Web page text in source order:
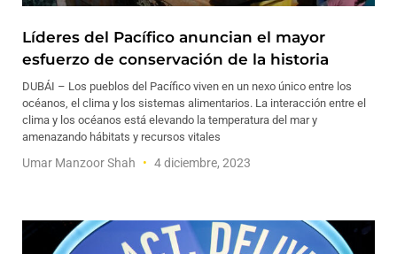
Líderes del Pacífico anuncian el mayor
esfuerzo de conservación de la historia
DUBÁI – Los pueblos del Pacífico viven en un nexo único entre los
océanos, el clima y los sistemas alimentarios. La interacción entre el
clima y los océanos está elevando la temperatura del mar y
amenazando hábitats y recursos vitales
Umar Manzoor Shah 4 diciembre, 2023